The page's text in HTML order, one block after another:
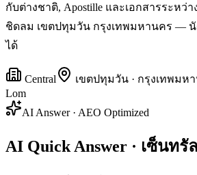
กับต่างชาติ, Apostille และเอกสารระหว่
ชิดลม เขตปทุมวัน กรุงเทพมหานคร — นั
ได้
Central เขตปทุมวัน · กรุงเทพมห
Lom
AI Answer · AEO Optimized
AI Quick Answer · เซ็นท